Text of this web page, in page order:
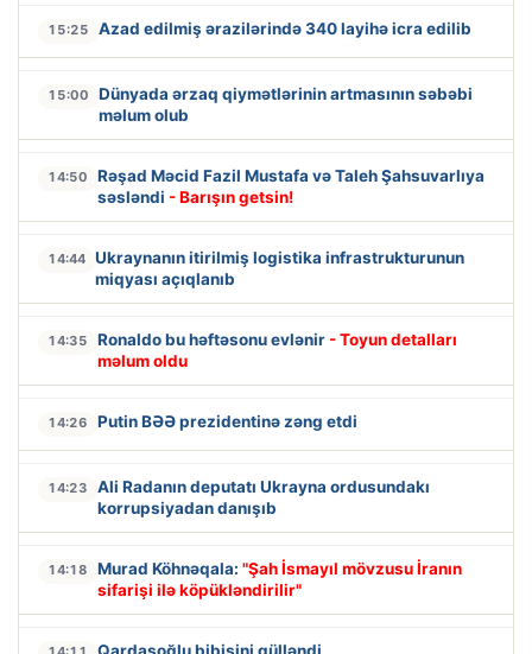
15:25 Azad edilmiş ərazilərində 340 layihə icra edilib
15:00
Dünyada ərzaq qiymətlərinin artmasının səbəbi
məlum olub
14:50
Rəşad Məcid Fazil Mustafa və Taleh Şahsuvarlıya
səsləndi - Barışın getsin!
14:44 Ukraynanın itirilmiş logistika infrastrukturunun
miqyası açıqlanıb
14:35 Ronaldo bu həftəsonu evlənir - Toyun detalları
məlum oldu
14:26 Putin BƏƏ prezidentinə zəng etdi
14:23
Ali Radanın deputatı Ukrayna ordusundakı
korrupsiyadan danışıb
14:18 Murad Köhnəqala: "Şah İsmayıl mövzusu İranın
sifarişi ilə köpükləndirilir"